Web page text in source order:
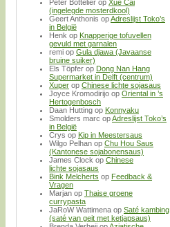
Peter Bottelier op Xue Cai
(ingelegde mosterdkool)
Geert Anthonis opAdreslijst Toko’s
in België
Henk op Knapperige tofuvellen
gevuld met garnalen
remi op Gula djawa (Javaanse
bruine suiker)
Els Töpfer op Dong Nan Hang
Supermarket in Delft (centrum)
Xuper op Chinese lichte sojasaus
Joyce Kromodirijo op Oriental in ’s
Hertogenbosch
Daan Hutting op Konnyaku
Smolders marc opAdreslijst Toko’s
in België
Crys op Kip in Meestersaus
Wilgo Pelhan op Chu Hou Saus
(Kantonese sojabonensaus)
James Clock op Chinese
lichte sojasaus
Bink Melcherts op Feedback &
Vragen
Marjan op Thaise groene
currypasta
JaRoW Wattimena op Saté kambing
(saté van geit met ketjapsaus)